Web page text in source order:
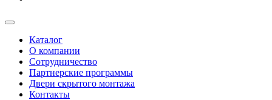
Каталог
О компании
Сотрудничество
Партнерские программы
Двери скрытого монтажа
Контакты